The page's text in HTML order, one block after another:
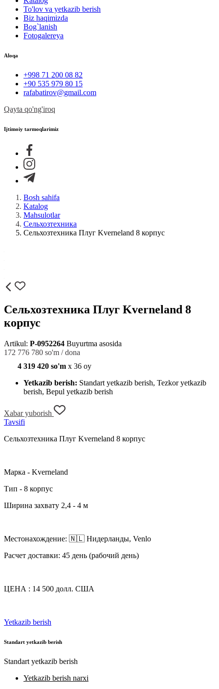
To'lov va yetkazib berish
Biz haqimizda
Bog`lanish
Fotogalereya
Aloqa
+998 71 200 08 82
+90 535 979 80 15
rafabatirov@gmail.com
Qayta qo'ng'iroq
Ijtimoiy tarmoqlarimiz
Bosh sahifa
Katalog
Mahsulotlar
Сельхозтехника
Сельхозтехника Плуг Kverneland 8 корпус
Сельхозтехника Плуг Kverneland 8
корпус
Artikul: P-0952264 Buyurtma asosida
172 776 780 so'm / dona
4 319 420 so'm x 36 oy
Yetkazib berish: Standart yetkazib berish, Tezkor yetkazib
berish, Bepul yetkazib berish
Xabar yuborish
Tavsifi
Сельхозтехника Плуг Kverneland 8 корпус
Марка - Kverneland
Тип - 8 корпус
Ширина захвату 2,4 - 4 м
Местонахождение: 🇳🇱 Нидерланды, Venlo
Расчет доставки: 45 день (рабочий день)
ЦЕНА : 14 500 долл. США
Yetkazib berish
Standart yetkazib berish
Standart yetkazib berish
Yetkazib berish narxi